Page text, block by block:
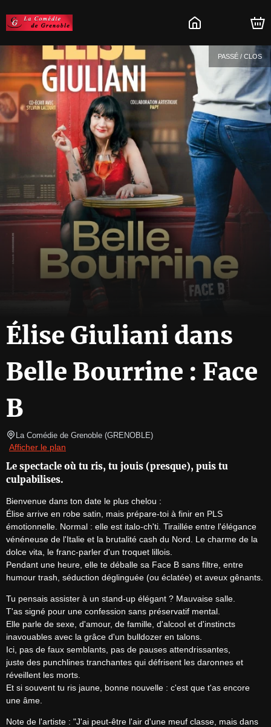
PASSÉ / CLOS
Élise Giuliani dans
Belle Bourrine : Face
B
La Comédie de Grenoble (GRENOBLE)
Afficher le plan
Le spectacle où tu ris, tu jouis (presque), puis tu
culpabilises.
Bienvenue dans ton date le plus chelou :
Élise arrive en robe satin, mais prépare-toi à finir en PLS
émotionnelle. Normal : elle est italo-ch'ti. Tiraillée entre l'élégance
vénéneuse de l'Italie et la brutalité cash du Nord. Le charme de la
dolce vita, le franc-parler d'un troquet lillois.
Pendant une heure, elle te déballe sa Face B sans filtre, entre
humour trash, séduction déglinguée (ou éclatée) et aveux gênants.
Tu pensais assister à un stand-up élégant ? Mauvaise salle.
T'as signé pour une confession sans préservatif mental.
Elle parle de sexe, d'amour, de famille, d'alcool et d'instincts
inavouables avec la grâce d'un bulldozer en talons.
Ici, pas de faux semblants, pas de pauses attendrissantes,
juste des punchlines tranchantes qui défrisent les daronnes et
réveillent les morts.
Et si souvent tu ris jaune, bonne nouvelle : c'est que t'as encore
une âme.
Note de l'artiste : "J'ai peut-être l'air d'une meuf classe, mais dans